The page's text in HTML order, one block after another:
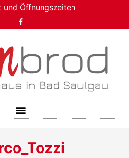
und Öffnungszeiten